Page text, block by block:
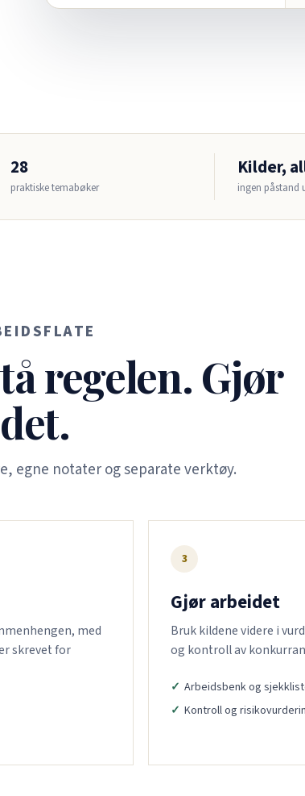
28
praktiske temabøker
Kilder,
ingen påstand
regelen. Gjør
egne notater og separate verktøy.
med
skrevet for
3
Gjør arbeidet
Bruk kildene videre i
og kontroll av
Arbeidsbenk og
Kontroll og